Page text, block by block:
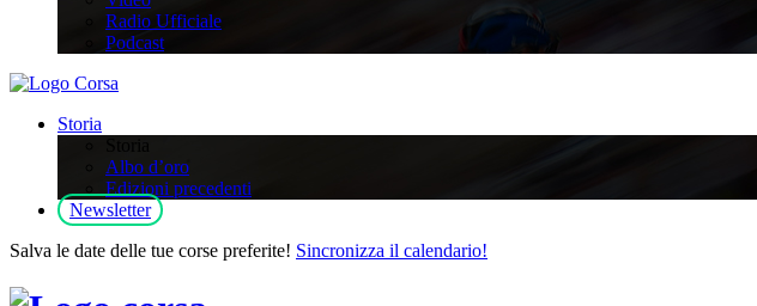
Radio Ufficiale
Podcast
Storia
Albo d’oro
Edizioni precedenti
Newsletter
Salva le date delle tue corse preferite! Sincronizza il calendario!